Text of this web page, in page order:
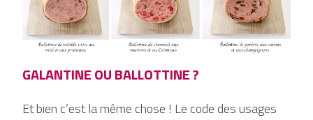
GALANTINE OU BALLOTTINE ?
Et bien c’est la même chose ! Le code des usages